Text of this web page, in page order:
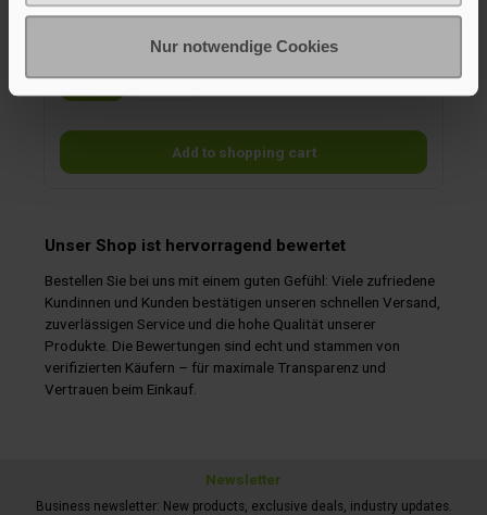
Nur notwendige Cookies
€2.50*
Farbe
beige
weiß
Add to shopping cart
Unser Shop ist hervorragend bewertet
Bestellen Sie bei uns mit einem guten Gefühl: Viele zufriedene
Kundinnen und Kunden bestätigen unseren schnellen Versand,
zuverlässigen Service und die hohe Qualität unserer
Produkte. Die Bewertungen sind echt und stammen von
verifizierten Käufern – für maximale Transparenz und
Vertrauen beim Einkauf.
Newsletter
Business newsletter: New products, exclusive deals, industry updates.